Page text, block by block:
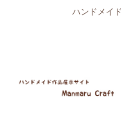
ハンドメイ